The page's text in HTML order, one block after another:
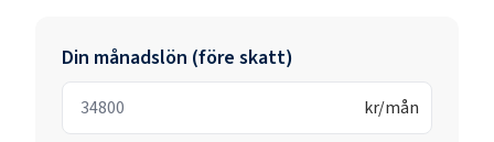
Din månadslön (före skatt)
kr/mån